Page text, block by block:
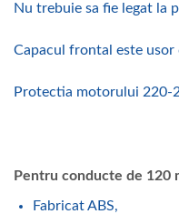
Nu trebuie sa fie legat la
Capacul frontal este
Protectia motorului 220-
Pentru conducte de 120
Fabricat ABS,